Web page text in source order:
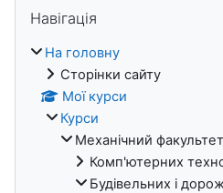
Навігація
На головну
Сторінки сайту
Мої курси
Курси
Механічний факультет
Комп'ютерних
Будівельних і